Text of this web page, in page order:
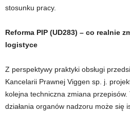
stosunku pracy.
Reforma PIP (UD283) – co realnie
logistyce
Z perspektywy praktyki obsługi
Kancelarii Prawnej Viggen sp. j.
kolejna techniczna zmiana przepisów.
działania organów nadzoru może się